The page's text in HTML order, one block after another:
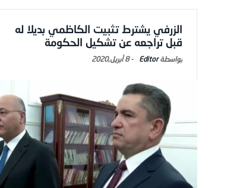
الزرفي يشترط تثبيت الكاظمي بديلا له
قبل تراجعه عن تشكيل الحكومة
Editor
-8 أبريل,2020